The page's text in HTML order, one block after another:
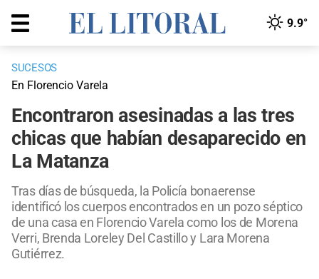
9.9°
SUCESOS
En Florencio Varela
Encontraron asesinadas a las tres
chicas que habían desaparecido en
La Matanza
Tras días de búsqueda, la Policía bonaerense
identificó los cuerpos encontrados en un pozo séptico
de una casa en Florencio Varela como los de Morena
Verri, Brenda Loreley Del Castillo y Lara Morena
Gutiérrez.